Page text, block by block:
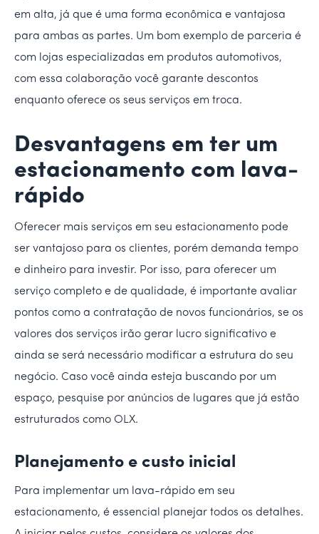
em alta, já que é uma forma econômica e vantajosa
para ambas as partes. Um bom exemplo de parceria é
com lojas especializadas em produtos automotivos,
com essa colaboração você garante descontos
enquanto oferece os seus serviços em troca.
Desvantagens em ter um
estacionamento com lava-
rápido
Oferecer mais serviços em seu estacionamento pode
ser vantajoso para os clientes, porém demanda tempo
e dinheiro para investir. Por isso, para oferecer um
serviço completo e de qualidade, é importante avaliar
pontos como a contratação de novos funcionários, se os
valores dos serviços irão gerar lucro significativo e
ainda se será necessário modificar a estrutura do seu
negócio. Caso você ainda esteja buscando por um
espaço, pesquise por anúncios de lugares que já estão
estruturados como OLX.
Planejamento e custo inicial
Para implementar um lava-rápido em seu
estacionamento, é essencial planejar todos os detalhes.